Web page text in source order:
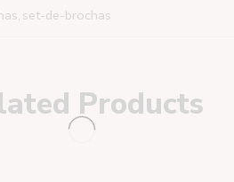
, set-de-brochas
Products